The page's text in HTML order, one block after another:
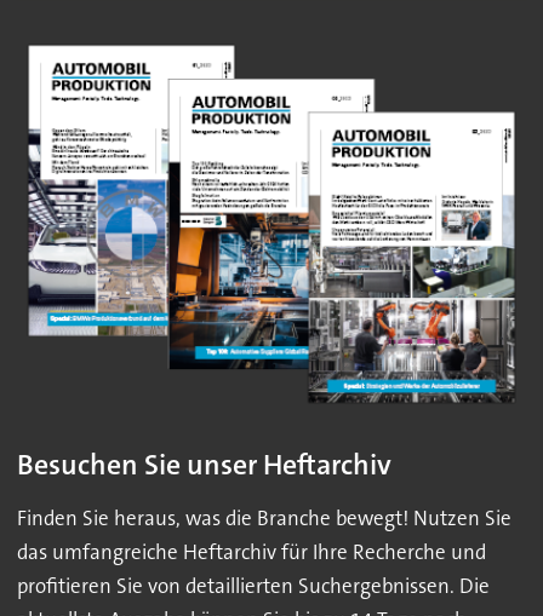
Besuchen Sie unser Heftarchiv
Finden Sie heraus, was die Branche bewegt! Nutzen Sie
das umfangreiche Heftarchiv für Ihre Recherche und
profitieren Sie von detaillierten Suchergebnissen. Die